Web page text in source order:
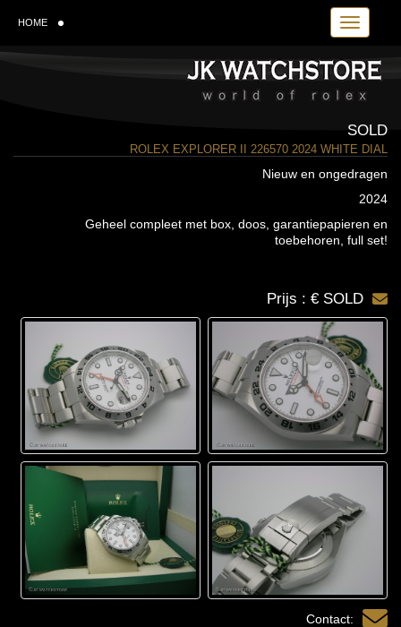
Toggle
HOME
SOLD
ROLEX EXPLORER II 226570 2024 WHITE DIAL
Nieuw en ongedragen
2024
Geheel compleet met box, doos, garantiepapieren en
toebehoren, full set!
Prijs : € SOLD
Contact: